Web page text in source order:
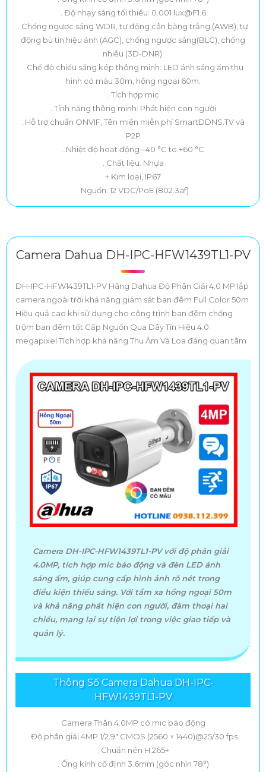
. Độ nhạy sáng tối thiểu: 0.001 lux@F1.6
. Chống ngược sáng WDR, tự động cân bằng trắng (AWB), tự
động bù tín hiệu ảnh (AGC), chống ngược sáng(BLC), chống
nhiễu (3D-DNR).
. Chế độ chiếu sáng kép thông minh: LED ánh sáng ấm thu
hình có màu 30m, hồng ngoại 60m.
. Tích hợp mic
. Tính năng thông minh: Phát hiện con người
. Hỗ trợ chuẩn ONVIF, Tên miền miễn phí SmartDDNS.TV và
P2P
. Nhiệt độ hoạt động –40 °C to +60 °C
. Chất liệu: Nhựa
+ Kim loại, IP67
. Nguồn: 12 VDC/PoE (802.3af)
Camera Dahua DH-IPC-HFW1439TL1-PV
DH-IPC-HFW1439TL1-PV Hãng Dahua Độ Phân Giải 4.0 MP lắp
camera ngoài trời khả năng giám sát ban đêm Full Color 50m
Hiệu quả cao khi sử dụng cho công trình ban đêm chống
trộm ban đêm tốt Cấp Nguồn Qua Dây Tín Hiệu 4.0
megapixel Tích hợp khả năng Thu Âm Và Loa đáng quan tâm
Camera DH-IPC-HFW1439TL1-PV với độ phân giải
4.0MP, tích hợp mic báo động và đèn LED ánh
sáng ấm, giúp cung cấp hình ảnh rõ nét trong
điều kiện thiếu sáng. Với tầm xa hồng ngoại 50m
và khả năng phát hiện con người, đàm thoại hai
chiều, mang lại sự tiện lợi trong việc giao tiếp và
quản lý.
Thông Số Camera Dahua DH-IPC-
HFW1439TL1-PV
Camera Thân 4.0MP có mic báo động
. Độ phân giải 4MP 1/2.9" CMOS (2560 × 1440)@25/30 fps.
. Chuẩn nén H.265+
. Ống kính cố định 3.6mm (góc nhìn 78°)